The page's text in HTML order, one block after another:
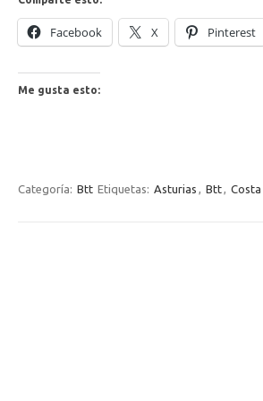
Facebook X Pinterest
Me gusta esto:
Categoría: Btt Etiquetas: Asturias , Btt, Costa